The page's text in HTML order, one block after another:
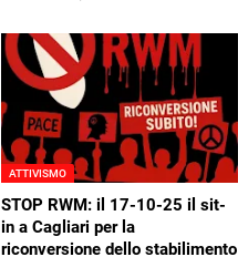
ATTIVISMO
STOP RWM: il 17-10-25 il sit-
in a Cagliari per la
riconversione dello stabilimento